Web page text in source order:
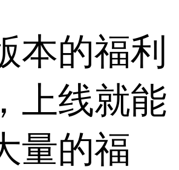
本的福利
上线就能
量的福